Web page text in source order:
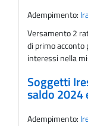
Adempimento:
Versamento 2
di primo acconto
interessi nella
Soggetti
saldo 2024
Adempimento: